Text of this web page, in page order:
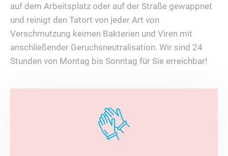
auf dem Arbeitsplatz oder auf der Straße gewappnet
und reinigt den Tatort von jeder Art von
Verschmutzung keimen Bakterien und Viren mit
anschließender Geruchsneutralisation. Wir sind 24
Stunden von Montag bis Sonntag für Sie erreichbar!